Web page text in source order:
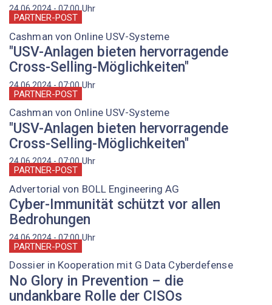
24.06.2024 - 07:00Uhr
PARTNER-POST
Cashman von Online USV-Systeme
"USV-Anlagen bieten hervorragende
Cross-Selling-Möglichkeiten"
24.06.2024 - 07:00Uhr
PARTNER-POST
Cashman von Online USV-Systeme
"USV-Anlagen bieten hervorragende
Cross-Selling-Möglichkeiten"
24.06.2024 - 07:00Uhr
PARTNER-POST
Advertorial von BOLL Engineering AG
Cyber-Immunität schützt vor allen
Bedrohungen
24.06.2024 - 07:00Uhr
PARTNER-POST
Dossier in Kooperation mit G Data Cyberdefense
No Glory in Prevention – die
undankbare Rolle der CISOs